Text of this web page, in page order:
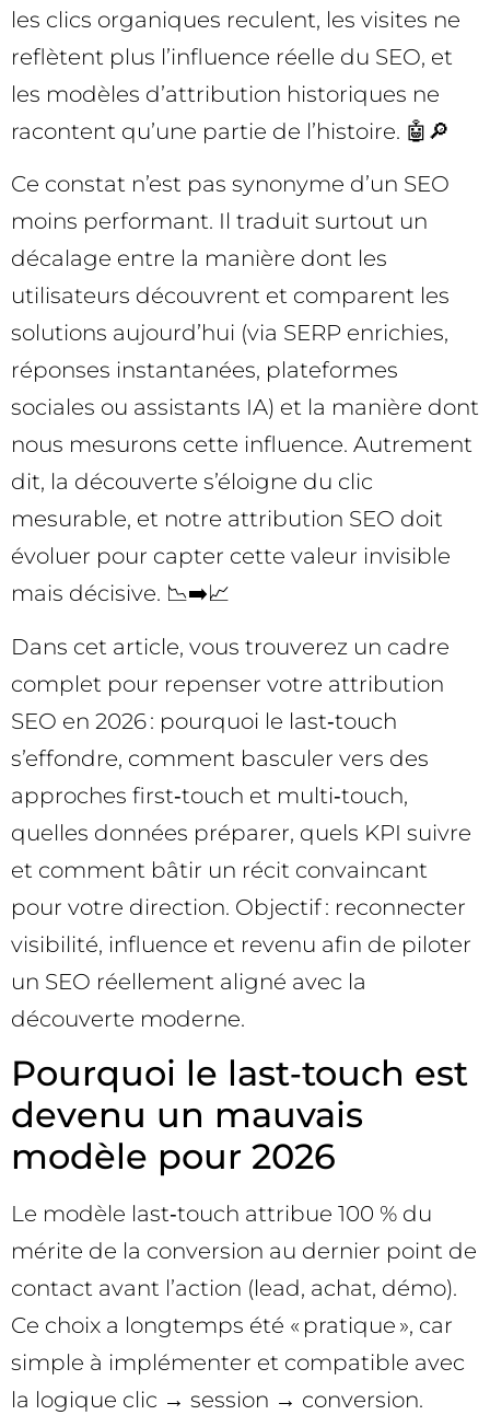
les clics organiques reculent, les visites ne
reflètent plus l’influence réelle du SEO, et
les modèles d’attribution historiques ne
racontent qu’une partie de l’histoire. 🤖🔎
Ce constat n’est pas synonyme d’un SEO
moins performant. Il traduit surtout un
décalage entre la manière dont les
utilisateurs découvrent et comparent les
solutions aujourd’hui (via SERP enrichies,
réponses instantanées, plateformes
sociales ou assistants IA) et la manière dont
nous mesurons cette influence. Autrement
dit, la découverte s’éloigne du clic
mesurable, et notre attribution SEO doit
évoluer pour capter cette valeur invisible
mais décisive. 📉➡️📈
Dans cet article, vous trouverez un cadre
complet pour repenser votre attribution
SEO en 2026 : pourquoi le last‑touch
s’effondre, comment basculer vers des
approches first‑touch et multi‑touch,
quelles données préparer, quels KPI suivre
et comment bâtir un récit convaincant
pour votre direction. Objectif : reconnecter
visibilité, influence et revenu afin de piloter
un SEO réellement aligné avec la
découverte moderne.
Pourquoi le last‑touch est
devenu un mauvais
modèle pour 2026
Le modèle last‑touch attribue 100 % du
mérite de la conversion au dernier point de
contact avant l’action (lead, achat, démo).
Ce choix a longtemps été « pratique », car
simple à implémenter et compatible avec
la logique clic → session → conversion.